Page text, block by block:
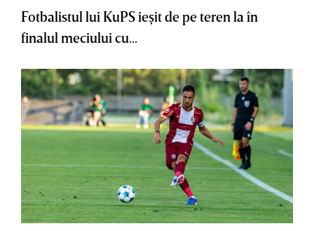
Fotbalistul lui KuPS ieşit de pe teren la în
finalul meciului cu...